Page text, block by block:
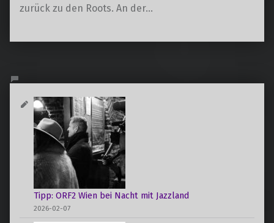
zurück zu den Roots. An der…
Tipp: ORF2 Wien bei Nacht mit Jazzland
2026-02-07